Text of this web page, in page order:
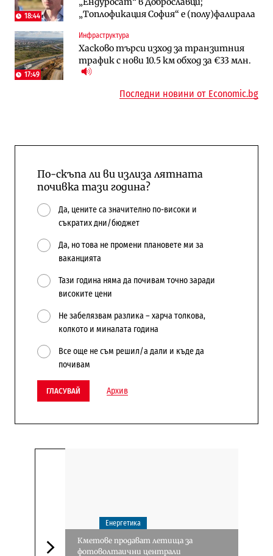
18:44
„Топлофикация София“ e (полу)фалирала
17:49
Инфраструктура
Хасково търси изход за транзитния
трафик с нови 10.5 км обход за €33 млн.
напълно от Google
Общините вече зависят от
централната власт за 75% от
бюджетите си
сгради
А1 отново е лидер при технологичните
компании и системните интегратори
Последни новини от Economic.bg
По-скъпа ли ви излиза лятната
почивка тази година?
Да, цените са значително по-високи и
съкратих дни/бюджет
Да, но това не промени плановете ми за
ваканцията
Тази година няма да почивам точно заради
високите цени
Не забелязвам разлика – харча толкова,
колкото и миналата година
Все още не съм решил/а дали и къде да
почивам
ГЛАСУВАЙ Архив
Енергетика
Кметове продават летища за
фотоволтаични централи